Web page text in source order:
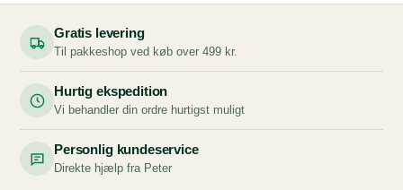
Gratis levering
Til pakkeshop ved køb over 499 kr.
Hurtig ekspedition
Vi behandler din ordre hurtigst muligt
Personlig kundeservice
Direkte hjælp fra Peter